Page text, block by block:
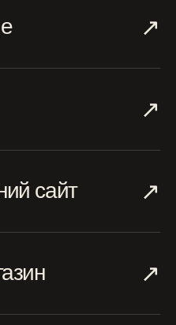
↗︎
↗︎
сайт ↗︎
↗︎